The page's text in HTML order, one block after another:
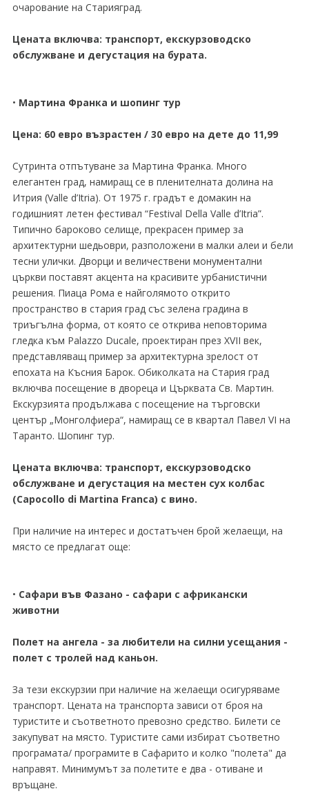
очарование на Старияград.
Цената включва: транспорт, екскурзоводско
обслужване и дегустация на бурата.
• Мартина Франка и шопинг тур
Цена: 60 евро възрастен / 30 евро на дете до 11,99
Сутринта отпътуване за Мартина Франка. Много
елегантен град, намиращ се в пленителната долина на
Итрия (Valle d’Itria). От 1975 г. градът е домакин на
годишният летен фестивал “Festival Della Valle d’Itria”.
Типично бароково селище, прекрасен пример за
архитектурни шедьоври, разположени в малки алеи и бели
тесни улички. Дворци и величествени монументални
църкви поставят акцента на красивите урбанистични
решения. Пиаца Рома е найголямото открито
пространство в стария град със зелена градина в
триъгълна форма, от която се открива неповторима
гледка към Palazzo Ducale, проектиран през ХVІІ век,
представляващ пример за архитектурна зрелост от
епохата на Късния Барок. Обиколката на Стария град
включва посещение в двореца и Църквата Св. Мартин.
Екскурзията продължава с посещение на търговски
център „Монголфиера“, намиращ се в квартал Павел VI на
Таранто. Шопинг тур.
Цената включва: транспорт, екскурзоводско
обслужване и дегустация на местен сух колбас
(Capocollo di Martina Franca) с вино.
При наличие на интерес и достатъчен брой желаещи, на
място се предлагат още:
• Сафари във Фазано - сафари с африкански
животни
Полет на ангела - за любители на силни усещания -
полет с тролей над каньон.
За тези екскурзии при наличие на желаещи осигуряваме
транспорт. Цената на транспорта зависи от броя на
туристите и съответното превозно средство. Билети се
закупуват на място. Туристите сами избират съответно
програмата/ програмите в Сафарито и колко "полета" да
направят. Минимумът за полетите е два - отиване и
връщане.